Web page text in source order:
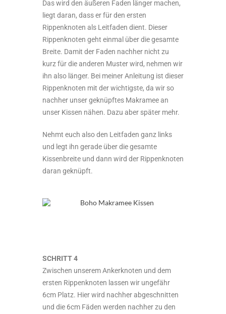
Das wird den äußeren Faden länger machen,
liegt daran, dass er für den ersten
Rippenknoten als Leitfaden dient. Dieser
Rippenknoten geht einmal über die gesamte
Breite. Damit der Faden nachher nicht zu
kurz für die anderen Muster wird, nehmen wir
ihn also länger. Bei meiner Anleitung ist dieser
Rippenknoten mit der wichtigste, da wir so
nachher unser geknüpftes Makramee an
unser Kissen nähen. Dazu aber später mehr.
Nehmt euch also den Leitfaden ganz links
und legt ihn gerade über die gesamte
Kissenbreite und dann wird der Rippenknoten
daran geknüpft.
SCHRITT 4
Zwischen unserem Ankerknoten und dem
ersten Rippenknoten lassen wir ungefähr
6cm Platz. Hier wird nachher abgeschnitten
und die 6cm Fäden werden nachher zu den